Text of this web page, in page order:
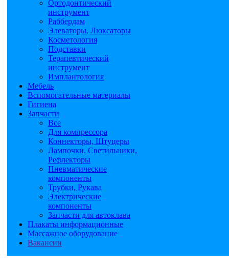
Ортодонтический
инструмент
Раббердам
Элеваторы, Люксаторы
Косметология
Подставки
Терапевтический
инструмент
Имплантология
Мебель
Вспомогательные материалы
Гигиена
Запчасти
Все
Для компрессора
Коннекторы, Штуцеры
Лампочки, Светильники,
Рефлекторы
Пневматические
компоненты
Трубки, Рукава
Электрические
компоненты
Запчасти для автоклава
Плакаты информационные
Массажное оборудование
Вакансии